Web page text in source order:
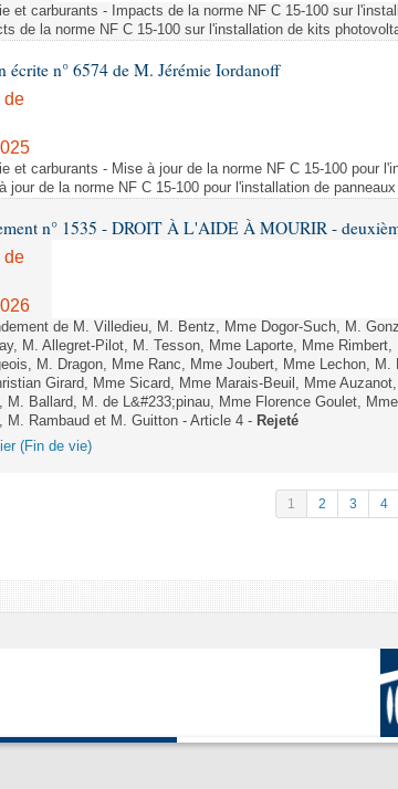
et carburants - Impacts de la norme NF C 15-100 sur
de la norme NF C 15-100 sur l'installation de kits
écrite n° 6574 de M. Jérémie Iordanoff
de
et carburants - Mise à jour de la norme NF C 15-100 pour
jour de la norme NF C 15-100 pour l'installation de
n° 1535 - DROIT À L'AIDE À MOURIR -
de
de M. Villedieu, M. Bentz, Mme Dogor-Such, M.
M. Allegret-Pilot, M. Tesson, Mme Laporte, Mme
M. Dragon, Mme Ranc, Mme Joubert, Mme Lechon, M.
Girard, Mme Sicard, Mme Marais-Beuil, Mme
M. Ballard, M. de L&#233;pinau, Mme Florence Goulet,
M. Rambaud et M. Guitton - Article 4 - Rejeté
(Fin de vie)
1 2 3 4